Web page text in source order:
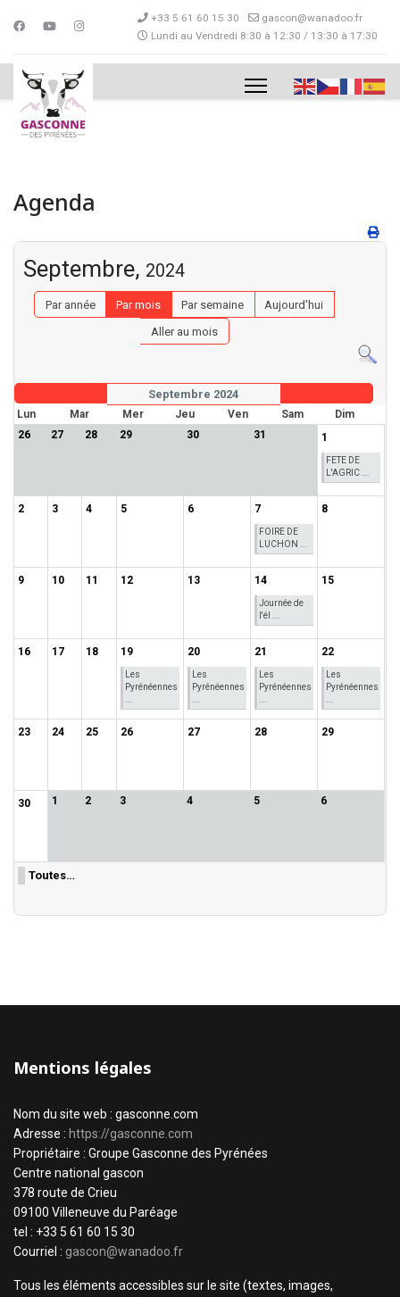
+33 5 61 60 15 30
gascon@wanadoo.fr
Lundi au Vendredi 8:30 à 12:30 / 13:30 à 17:30
Agenda
Septembre, 2024
Par année Par mois Par semaine
Aujourd'hui
Aller au mois
Septembre 2024
Lun Mar Mer Jeu Ven Sam
Dim
26
27 28 29 30 31 1
FETE DE
L'AGRIC ...
2 3 4 5 6 7
FOIRE DE
LUCHON ...
8
9 10 11 12 13 14
Journée de
l'él ...
15
16 17 18 19
Les
Pyrénéennes
20
Les
Pyrénéennes
21
Les
Pyrénéennes
22
Les
Pyrénéennes
23 24 25 26 27 28 29
30 1 2 3 4 5 6
Toutes…
Mentions légales
Nom du site web : gasconne.com
Adresse : https://gasconne.com
Propriétaire : Groupe Gasconne des Pyrénées
Centre national gascon
378 route de Crieu
09100 Villeneuve du Paréage
tel : +33 5 61 60 15 30
Courriel : gascon@wanadoo.fr
Tous les éléments accessibles sur le site (textes, images,